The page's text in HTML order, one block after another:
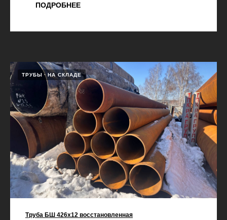
ПОДРОБНЕЕ
ТРУБЫ НА СКЛАДЕ
Труба БШ 426х12 восстановленная